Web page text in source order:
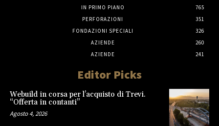
IN PRIMO PIANO
765
PERFORAZIONI
351
FONDAZIONI SPECIALI
326
AZIENDE
260
AZIENDE
241
Editor Picks
Webuild in corsa per l’acquisto di Trevi.
“Offerta in contanti”
Agosto 4, 2026